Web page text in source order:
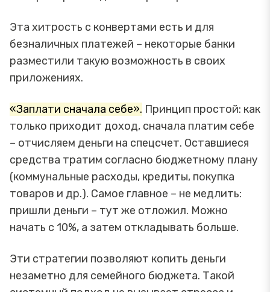
Эта хитрость с конвертами есть и для
безналичных платежей – некоторые банки
разместили такую возможность в своих
приложениях.
«Заплати сначала себе». Принцип простой: как
только приходит доход, сначала платим себе
– отчисляем деньги на спецсчет. Оставшиеся
средства тратим согласно бюджетному плану
(коммунальные расходы, кредиты, покупка
товаров и др.). Самое главное – не медлить:
пришли деньги – тут же отложил. Можно
начать с 10%, а затем откладывать больше.
Эти стратегии позволяют копить деньги
незаметно для семейного бюджета. Такой